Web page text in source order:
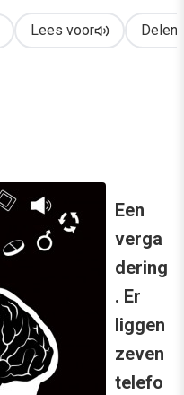
Lees voor Delen
Een
verga
dering
. Er
liggen
zeven
telefo